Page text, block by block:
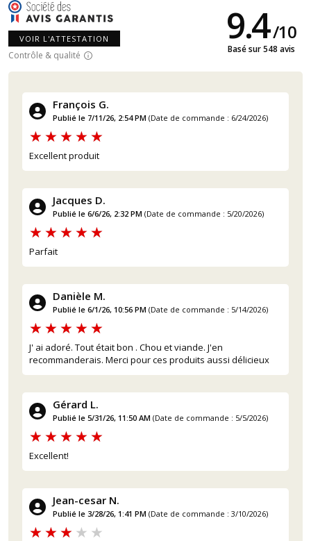
VOIR L'ATTESTATION
Contrôle & qualité
9.4/10
Basé sur 548 avis
François G.
Publié le 7/11/26, 2:54 PM (Date de commande : 6/24/2026)
Excellent produit
Jacques D.
Publié le 6/6/26, 2:32 PM (Date de commande : 5/20/2026)
Parfait
Danièle M.
Publié le 6/1/26, 10:56 PM (Date de commande : 5/14/2026)
J' ai adoré. Tout était bon . Chou et viande. J'en
recommanderais. Merci pour ces produits aussi délicieux
Gérard L.
Publié le 5/31/26, 11:50 AM (Date de commande : 5/5/2026)
Excellent!
Jean-cesar N.
Publié le 3/28/26, 1:41 PM (Date de commande : 3/10/2026)